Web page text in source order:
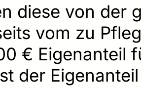
diese von der
vom zu
€ Eigenanteil
der